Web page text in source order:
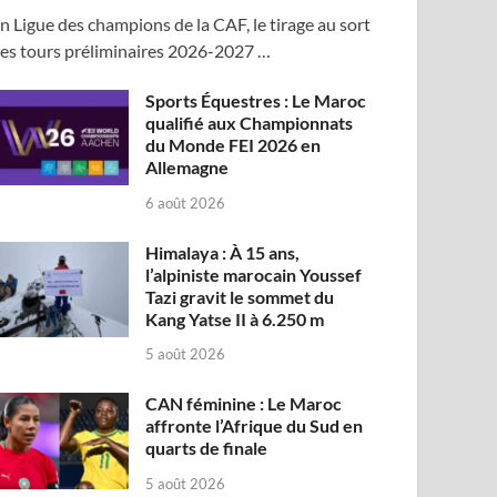
Ligue des champions de la CAF, le tirage au sort
tours préliminaires 2026-2027 …
Sports Équestres : Le Maroc
qualifié aux Championnats
du Monde FEI 2026 en
Allemagne
6 août 2026
Himalaya : À 15 ans,
l’alpiniste marocain Youssef
Tazi gravit le sommet du
Kang Yatse II à 6.250 m
5 août 2026
CAN féminine : Le Maroc
affronte l’Afrique du Sud en
quarts de finale
5 août 2026